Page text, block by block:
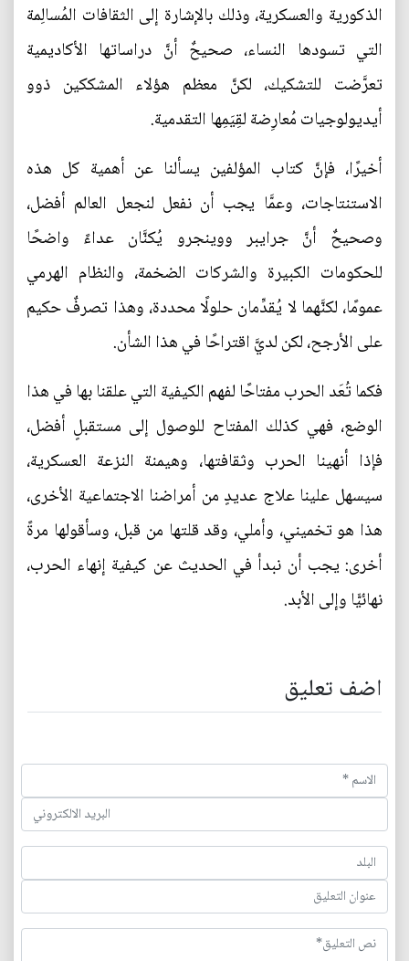
الذكورية والعسكرية، وذلك بالإشارة إلى الثقافات المُسالِمة
التي تسودها النساء، صحيحٌ أنَّ دراساتها الأكاديمية
تعرَّضت للتشكيك، لكنَّ معظم هؤلاء المشككين ذوو
أيديولوجيات مُعارِضة لقِيَمِها التقدمية.
أخيرًا، فإنَّ كتاب المؤلفين يسألنا عن أهمية كل هذه
الاستنتاجات، وعمَّا يجب أن نفعل لنجعل العالم أفضل،
وصحيحٌ أنَّ جرايبر ووينجرو يُكنَّان عداءً واضحًا
للحكومات الكبيرة والشركات الضخمة، والنظام الهرمي
عمومًا، لكنَّهما لا يُقدِّمان حلولًا محددة، وهذا تصرفٌ حكيم
على الأرجح، لكن لديَّ اقتراحًا في هذا الشأن.
فكما تُعَد الحرب مفتاحًا لفهم الكيفية التي علقنا بها في هذا
الوضع، فهي كذلك المفتاح للوصول إلى مستقبلٍ أفضل،
فإذا أنهينا الحرب وثقافتها، وهيمنة النزعة العسكرية،
سيسهل علينا علاج عديدٍ من أمراضنا الاجتماعية الأخرى،
هذا هو تخميني، وأملي، وقد قلتها من قبل، وسأقولها مرةً
أخرى: يجب أن نبدأ في الحديث عن كيفية إنهاء الحرب،
نهائيًّا وإلى الأبد.
اضف تعليق